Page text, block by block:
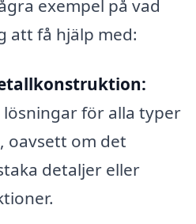
exempel på vad
att få hjälp med:
lösningar för alla typer
oavsett om det
detaljer eller